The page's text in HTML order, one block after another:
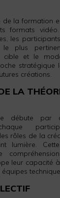
de la formation
formats
les
plus
cible et le
stratégique
créations.
LA
débute par
rôles de la
lumière.
leur capacité